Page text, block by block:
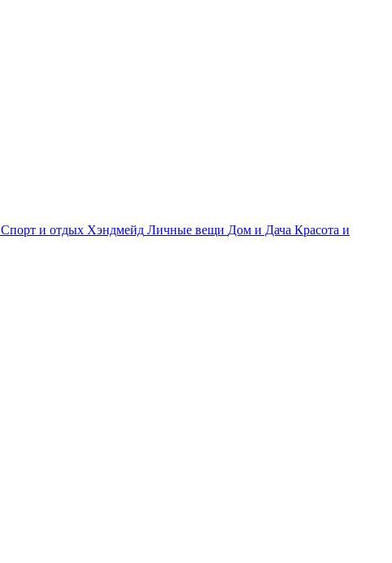
Спорт и отдых Хэндмейд Личные вещи Дом и Дача Красота и